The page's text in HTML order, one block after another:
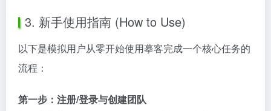
3. 新手使用指南 (How to Use)
以下是模拟用户从零开始使用摹客完成一个核心任务的
流程：
第一步：注册/登录与创建团队